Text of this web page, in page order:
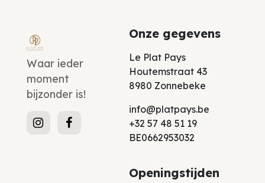
Waar ieder
moment
bijzonder is!
Onze gegevens
Le Plat Pays
Houtemstraat 43
8980 Zonnebeke
info@platpays.be
+32 57 48 51 19
BE0662953032
Openingstijden